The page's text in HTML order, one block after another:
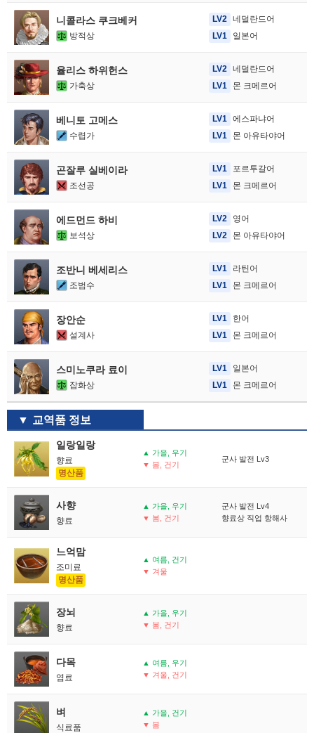
니콜라스 쿠크베커
방적상
LV2
네덜란드어
LV1
일본어
율리스 하위헌스
가축상
LV2
네덜란드어
LV1
몬 크메르어
베니토 고메스
수렵가
LV1
에스파냐어
LV1
몬 아유타야어
곤잘루 실베이라
조선공
LV1
포르투갈어
LV1
몬 크메르어
에드먼드 하비
보석상
LV2
영어
LV2
몬 아유타야어
조반니 베세리스
조범수
LV1
라틴어
LV1
몬 크메르어
장안순
설계사
LV1
한어
LV1
몬 크메르어
스미노쿠라 료이
잡화상
LV1
일본어
LV1
몬 크메르어
교역품 정보
일랑일랑
향료
명산품
▲ 가을, 우기
▼ 봄, 건기
군사 발전 Lv3
사향
향료
▲ 가을, 우기
▼ 봄, 건기
군사 발전 Lv4
향료상 직업 항해사
느억맘
조미료
명산품
▲ 여름, 건기
▼ 겨울
장뇌
향료
▲ 가을, 우기
▼ 봄, 건기
다목
염료
▲ 여름, 우기
▼ 겨울, 건기
벼
식료품
▲ 가을, 건기
▼ 봄